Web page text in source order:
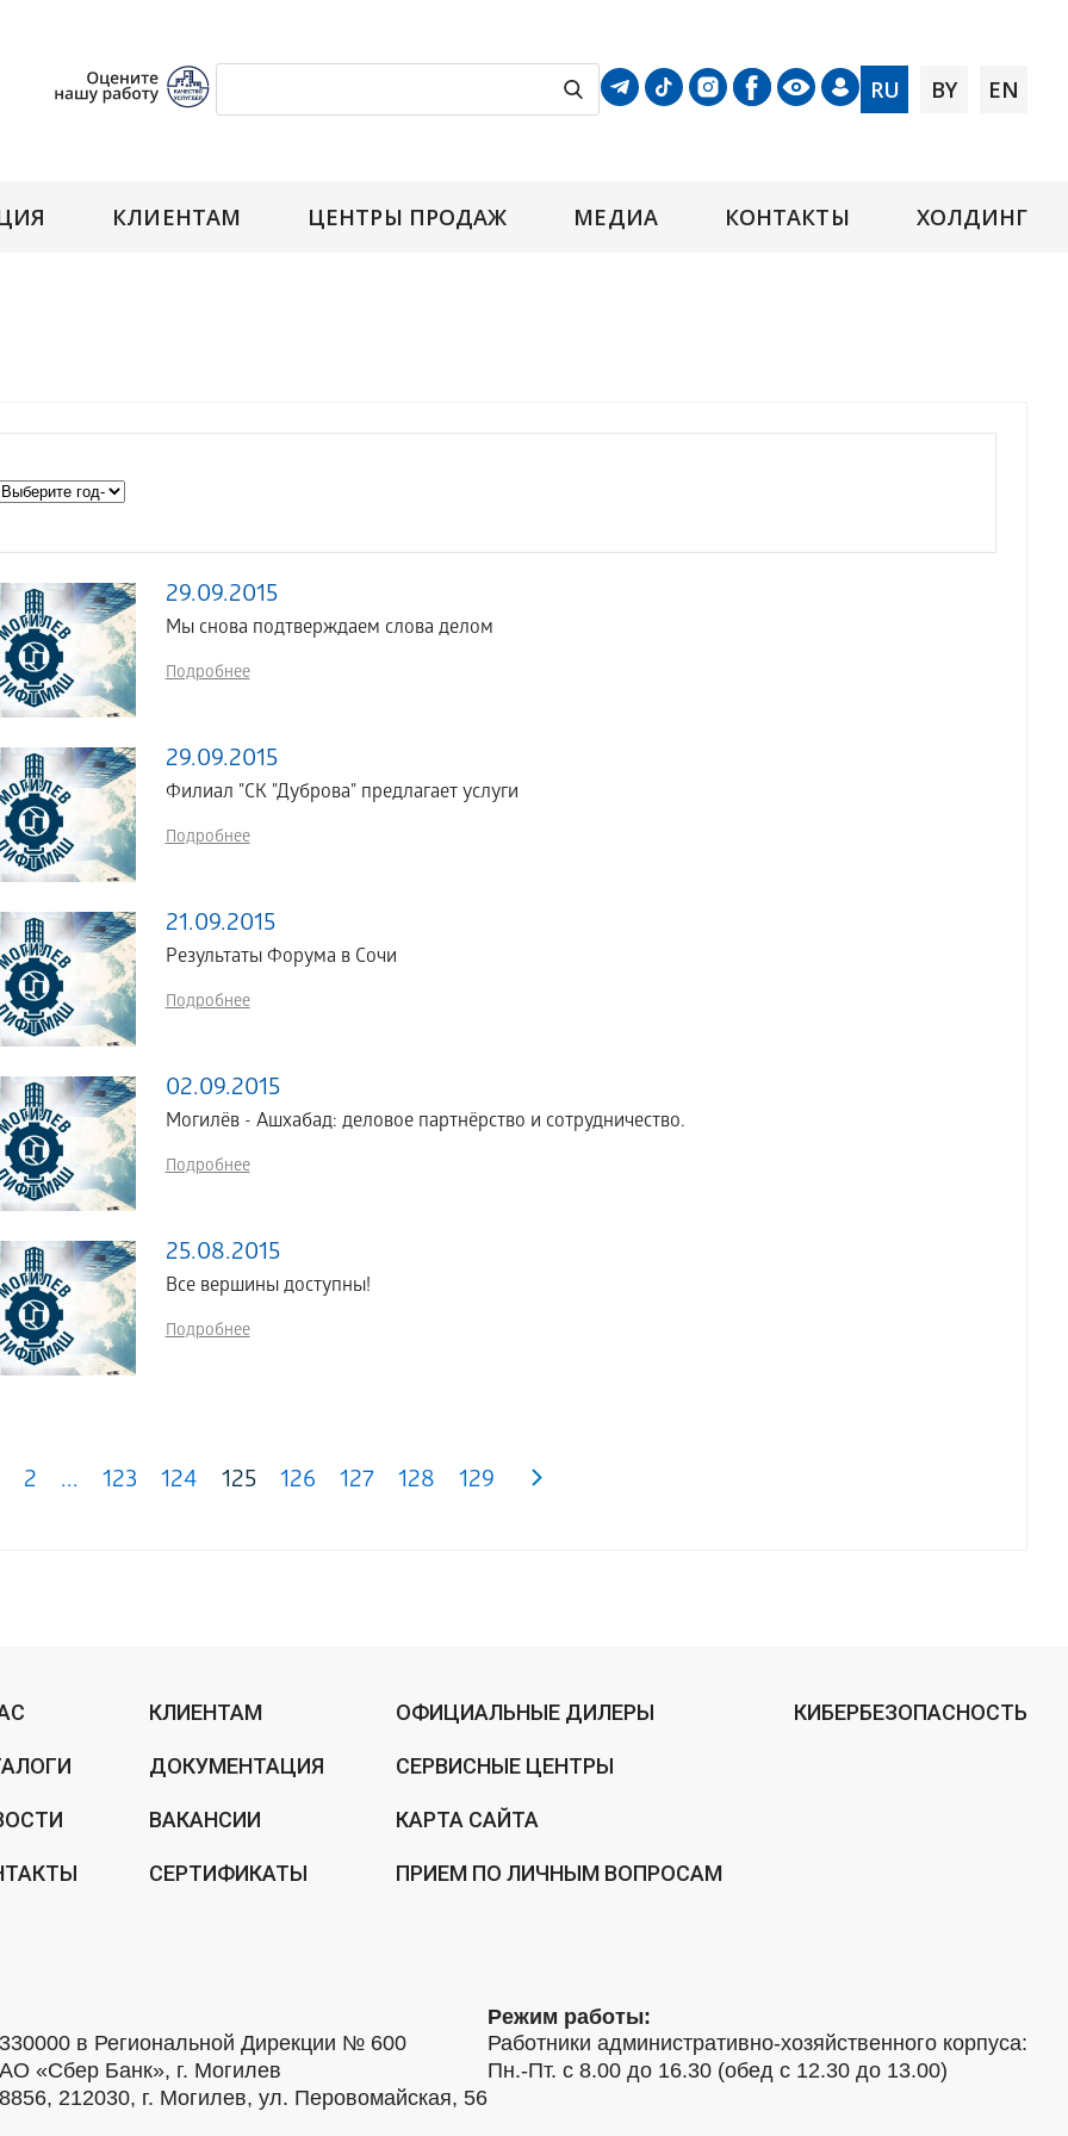
RU BY EN
КЛИЕНТАМ ЦЕНТРЫ ПРОДАЖ МЕДИА КОНТАКТЫ ХОЛДИНГ
29.09.2015
Мы снова подтверждаем слова делом
Подробнее
29.09.2015
Филиал "СК "Дуброва" предлагает услуги
Подробнее
21.09.2015
Результаты Форума в Сочи
Подробнее
02.09.2015
Могилёв - Ашхабад: деловое партнёрство и сотрудничество.
Подробнее
25.08.2015
Все вершины доступны!
Подробнее
2 ... 123 124 125 126 127 128 129
КЛИЕНТАМ
ДОКУМЕНТАЦИЯ
ВАКАНСИИ
СЕРТИФИКАТЫ
ОФИЦИАЛЬНЫЕ ДИЛЕРЫ
СЕРВИСНЫЕ ЦЕНТРЫ
КАРТА САЙТА
ПРИЕМ ПО ЛИЧНЫМ ВОПРОСАМ
КИБЕРБЕЗОПАСНОСТЬ
в Региональной Дирекции № 600
«Сбер Банк», г. Могилев
212030, г. Могилев, ул. Перовомайская, 56
Режим работы:
Работники административно-хозяйственного корпуса:
Пн.-Пт. с 8.00 до 16.30 (обед с 12.30 до 13.00)